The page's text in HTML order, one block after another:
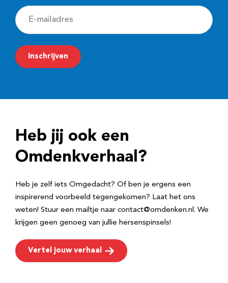
E
-
m
a
r
e
Inschrijven
Heb jij ook een
Omdenkverhaal?
Heb je zelf iets Omgedacht? Of ben je ergens een
inspirerend voorbeeld tegengekomen? Laat het ons
weten! Stuur een mailtje naar contact@omdenken.nl. We
krijgen geen genoeg van jullie hersenspinsels!
Vertel jouw verhaal